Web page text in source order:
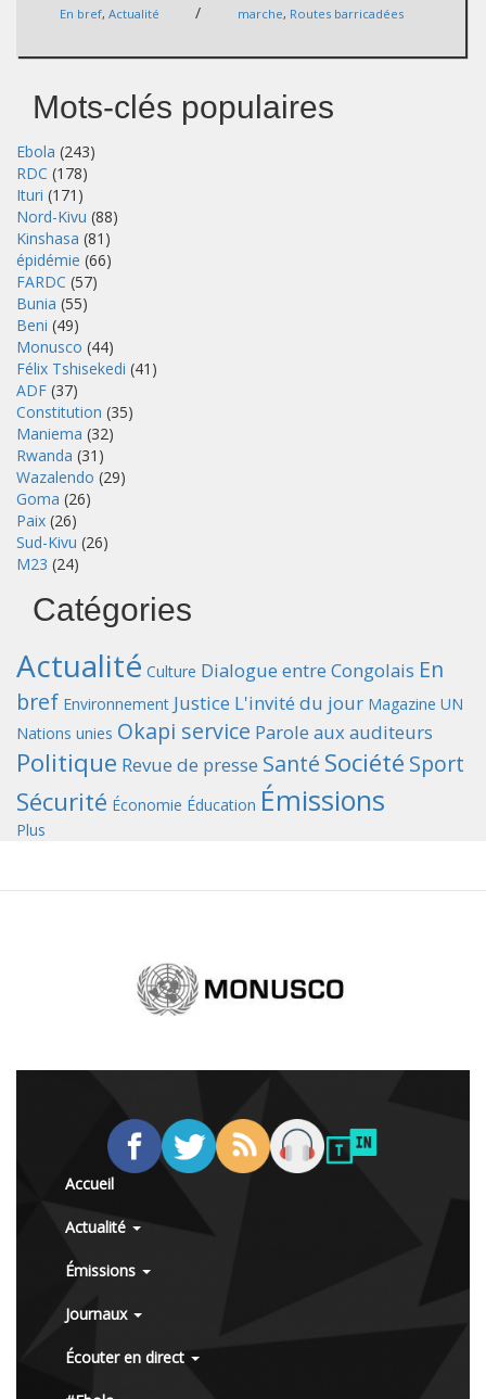
En bref, Actualité / marche, Routes barricadées
Mots-clés populaires
Ebola (243)
RDC (178)
Ituri (171)
Nord-Kivu (88)
Kinshasa (81)
épidémie (66)
FARDC (57)
Bunia (55)
Beni (49)
Monusco (44)
Félix Tshisekedi (41)
ADF (37)
Constitution (35)
Maniema (32)
Rwanda (31)
Wazalendo (29)
Goma (26)
Paix (26)
Sud-Kivu (26)
M23 (24)
Catégories
Actualité Culture Dialogue entre Congolais En
bref Environnement Justice L'invité du jour Magazine UN
Nations unies Okapi service Parole aux auditeurs
Politique Revue de presse Santé Société Sport
Sécurité Économie Éducation Émissions
Plus
Accueil
Actualité
Émissions
Journaux
Écouter en direct